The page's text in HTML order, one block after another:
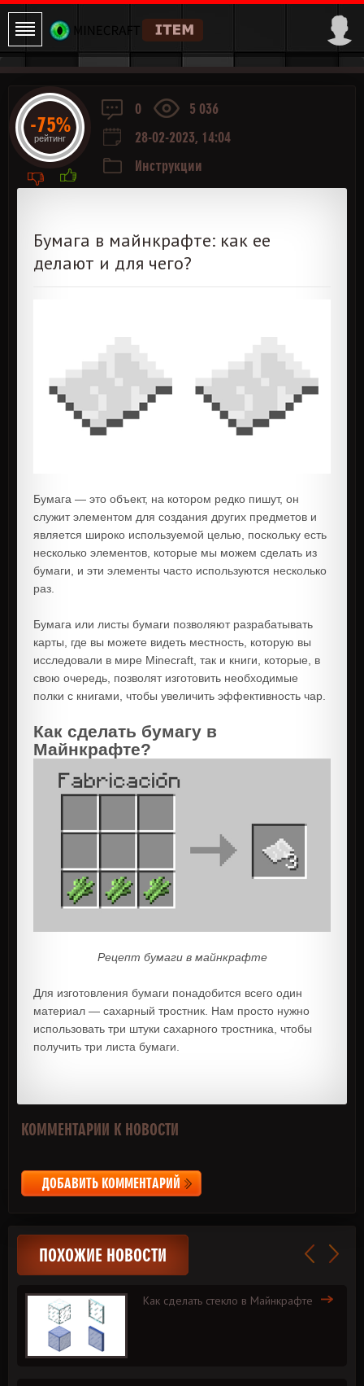
0
5 036
28-02-2023, 14:04
Инструкции
Бумага в майнкрафте: как ее
делают и для чего?
Бумага — это объект, на котором редко пишут, он
служит элементом для создания других предметов и
является широко используемой целью, поскольку есть
несколько элементов, которые мы можем сделать из
бумаги, и эти элементы часто используются несколько
раз.
Бумага или листы бумаги позволяют разрабатывать
карты, где вы можете видеть местность, которую вы
исследовали в мире Minecraft, так и книги, которые, в
свою очередь, позволят изготовить необходимые
полки с книгами, чтобы увеличить эффективность чар.
Как сделать бумагу в
Майнкрафте?
Рецепт бумаги в майнкрафте
Для изготовления бумаги понадобится всего один
материал — сахарный тростник. Нам просто нужно
использовать три штуки сахарного тростника, чтобы
получить три листа бумаги.
-75%
рейтинг
КОММЕНТАРИИ К НОВОСТИ
ДОБАВИТЬ КОММЕНТАРИЙ
ПОХОЖИЕ НОВОСТИ
Как сделать стекло в Майнкрафте